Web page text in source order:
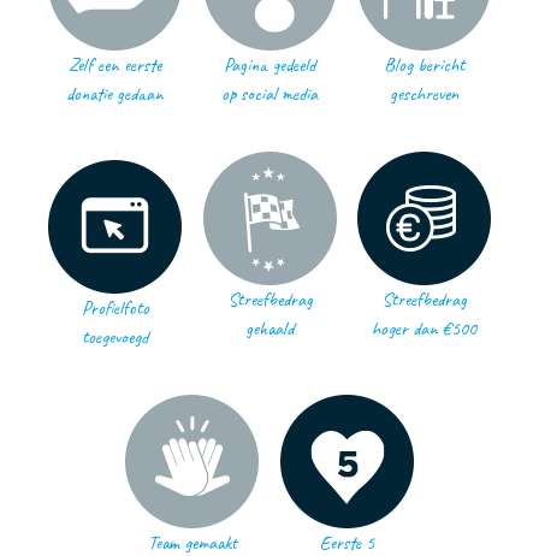
Zelf een eerste
donatie gedaan
Pagina gedeeld
op social media
Blog bericht
geschreven
Profielfoto
toegevoegd
Streefbedrag
gehaald
Streefbedrag
hoger dan €500
Team gemaakt
Eerste 5